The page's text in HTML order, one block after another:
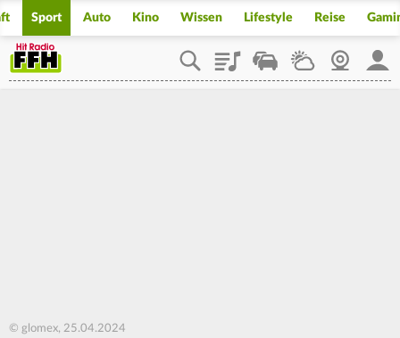
Sport Auto Kino Wissen Lifestyle Reise
PlaylistStaupilotWetterWebcam
© glomex, 25.04.2024